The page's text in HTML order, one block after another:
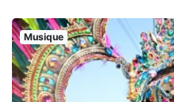
Musique